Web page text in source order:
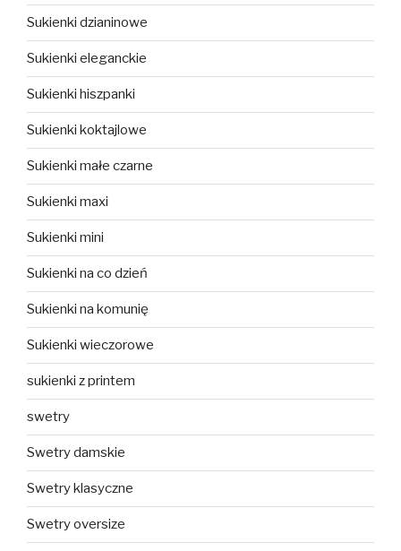
Sukienki dzianinowe
Sukienki eleganckie
Sukienki hiszpanki
Sukienki koktajlowe
Sukienki małe czarne
Sukienki maxi
Sukienki mini
Sukienki na co dzień
Sukienki na komunię
Sukienki wieczorowe
sukienki z printem
swetry
Swetry damskie
Swetry klasyczne
Swetry oversize